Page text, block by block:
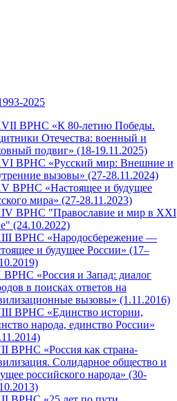
2025
ВРНС «К 80-летию Победы.
Отечества: военный и
подвиг» (18-19.11.2025)
ВРНС «Русский мир: Внешние и
вызовы» (27-28.11.2024)
ВРНС «Настоящее и будущее
мира» (27-28.11.2023)
ВРНС "Православие и мир в XXI
(24.10.2022)
ВРНС «Народосбережение —
и будущее России» (17–
ВРНС «Россия и Запад: диалог
в поисках ответов на
вызовы» (1.11.2016)
ВРНС «Единство истории,
народа, единство России»
ВРНС «Россия как страна-
Солидарное общество и
российского народа» (30-